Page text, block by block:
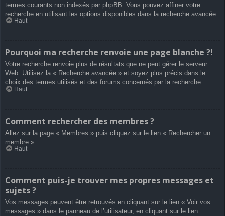
termes courants non indexés par phpBB. Vous pouvez affiner votre
recherche en utilisant les options disponibles dans la recherche avancée.
Haut
Pourquoi ma recherche renvoie une page blanche ?!
Votre recherche renvoie plus de résultats que ne peut gérer le serveur
Web. Utilisez la « Recherche avancée » et soyez plus précis dans le
choix des termes utilisés et des forums concernés par la recherche.
Haut
Comment rechercher des membres ?
Allez sur la page « Membres » puis cliquez sur le lien « Rechercher un
membre ».
Haut
Comment puis-je trouver mes propres messages et
sujets ?
Vos messages peuvent être retrouvés en cliquant sur le lien « Voir vos
messages » dans le panneau de l’utilisateur, en cliquant sur le lien